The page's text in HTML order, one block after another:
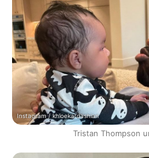
Instagram / khloekardashian
Tristan Thompson